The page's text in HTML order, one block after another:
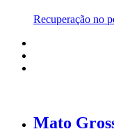
Recuperação no
Mato